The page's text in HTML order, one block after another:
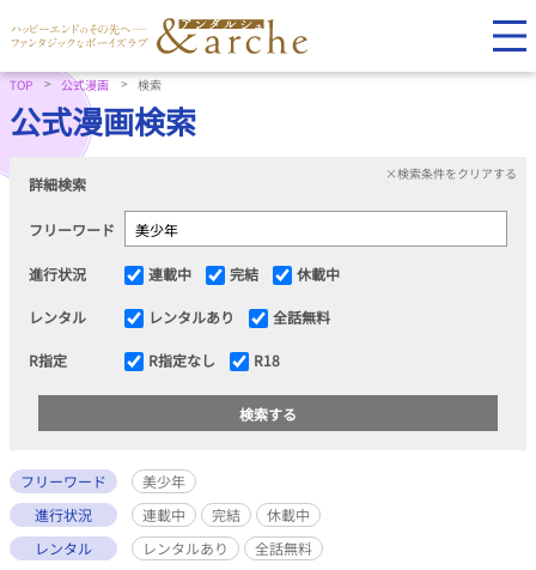
TOP 公式漫画 検索
公式漫画検索
詳細検索
×検索条件をクリアする
フリーワード
進行状況 連載中 完結 休載中
レンタル レンタルあり 全話無料
R指定 R指定なし R18
フリーワード
美少年
進行状況
連載中 完結
休載中
レンタル
レンタルあり
全話無料